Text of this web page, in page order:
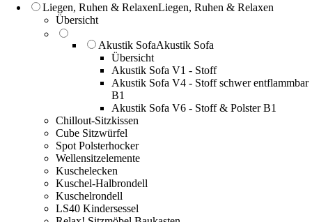
Liegen, Ruhen & RelaxenLiegen, Ruhen & Relaxen
Übersicht
Akustik SofaAkustik Sofa
Übersicht
Akustik Sofa V1 - Stoff
Akustik Sofa V4 - Stoff schwer entflammbar
B1
Akustik Sofa V6 - Stoff & Polster B1
Chillout-Sitzkissen
Cube Sitzwürfel
Spot Polsterhocker
Wellensitzelemente
Kuschelecken
Kuschel-Halbrondell
Kuschelrondell
LS40 Kindersessel